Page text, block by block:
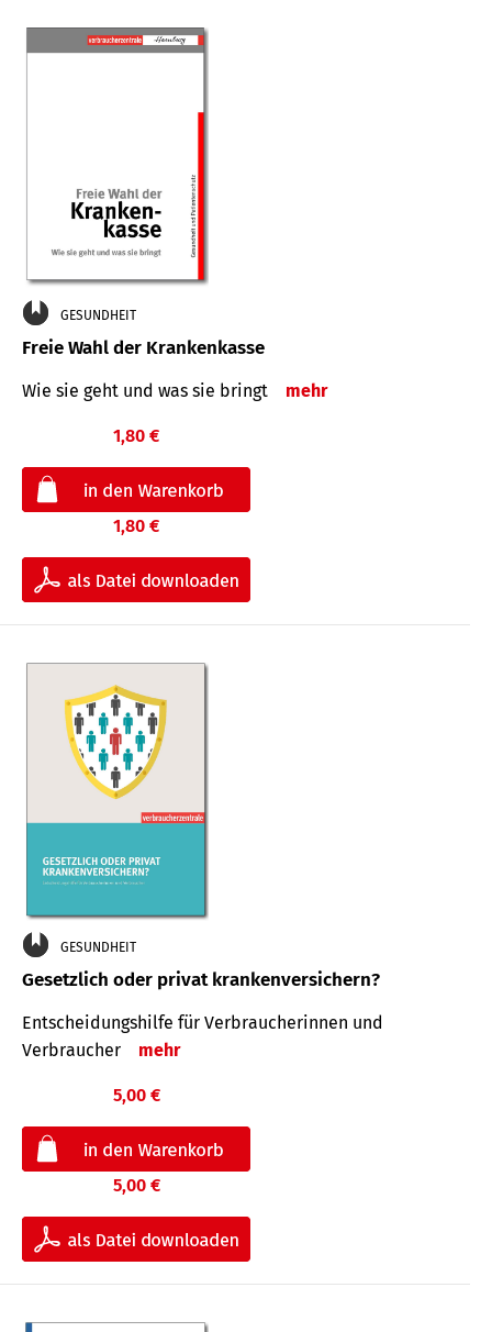
GESUNDHEIT
Freie Wahl der Krankenkasse
Wie sie geht und was sie bringt mehr
1,80 €
1,80 €
GESUNDHEIT
Gesetzlich oder privat krankenversichern?
Entscheidungshilfe für Verbraucherinnen und
Verbraucher
mehr
5,00 €
5,00 €